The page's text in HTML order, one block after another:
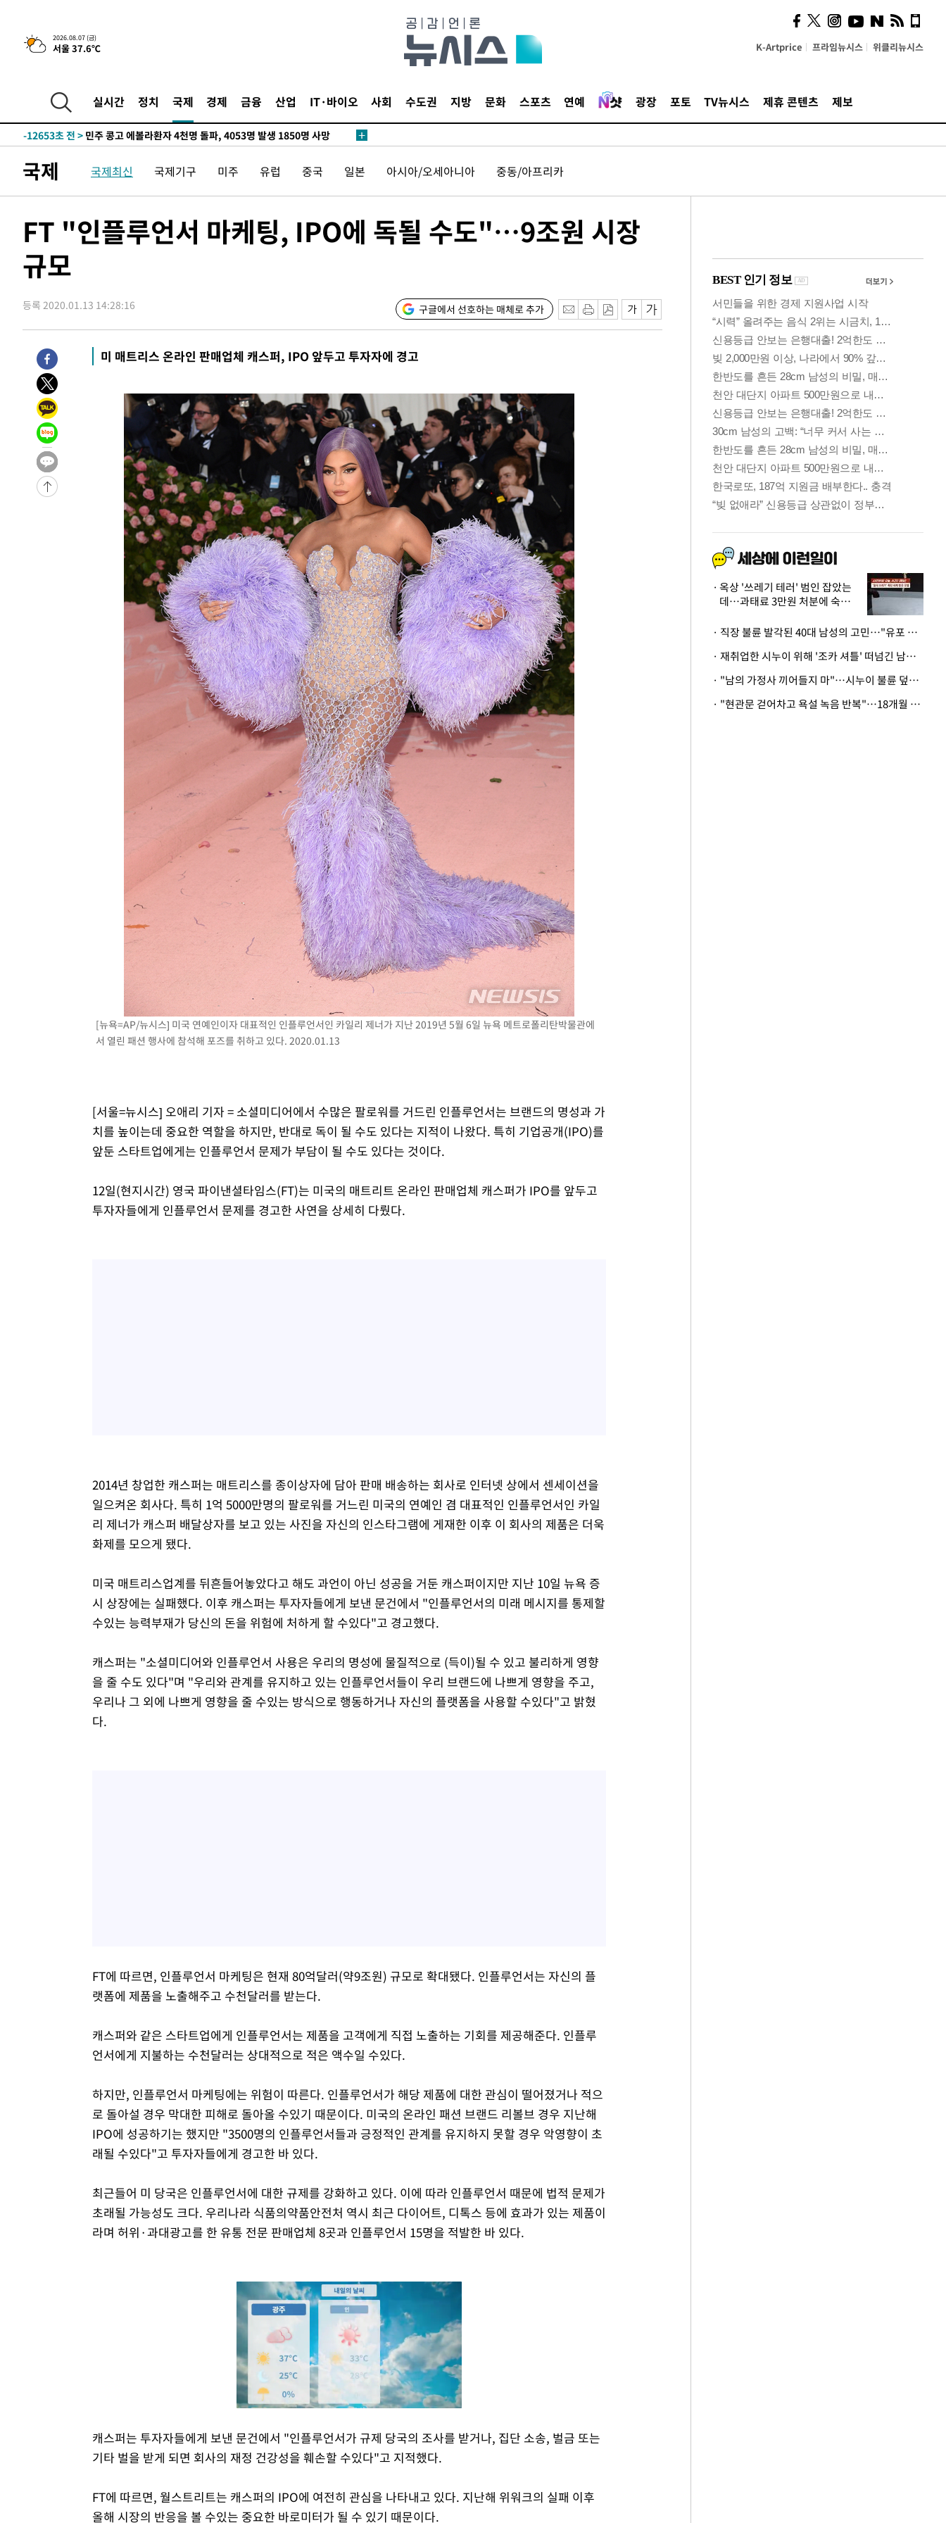
2026.08.07 (금)
서울 37.6℃ K-Artprice 프라임뉴시스 위클리뉴시스
실시간 정치 국제 경제 금융 산업 IT·바이오 사회 수도권 지방 문화 스포츠 연예 광장 포토 TV뉴시스 제휴 콘텐츠 제보
-27344초 전 >[속보]규제합리화위원회 부위원장에 김태유 서울대 공대 교수…이
병태 후임
-23702초 전 > [속보]국힘 윤리위, '돌려차기 발언' 진종오·서범수 징계 절차 개시
25.3%↑
-16187초 전 >
[속보]'채상병 순직 책임' 임성근, 항소심도 징역 3년
-16053초 전 >
-12653초 전 > 민주 콩고 에볼라환자 4천명 돌파, 4053명 발생 1850명 사망
-11097초 전 >
"미 전국적 살모네라 식중독 원인은 멕시코산 할라피뇨"-- CDC
-9610초 전 >[속보]경찰·노동부, HL만도 평택사업장 끼임 사망 관련 압수수색
압수수색
-9246초 전 > [속보]원·달러 환율, 오전 9시 1423.8원
-9042초 전 >
-9028초 전 >
-6161초 전 >시리아 다마스쿠스 교외에서 미니버스 폭발.. 14명 부상, 3명은 중태
-5459초 전 >입추에도 극한더위…서울 낮 39도 '폭염중대경보'
-423초 전 >
이란, 호르무즈서 "적국 목표물들"과 대치로 남부 케슘섬에서 두차례
큰 폭발음
-29498초 전 >
-28371초 전 >
외신들도 주목한 韓축구 파문…"국민적 공분에 수사 재개"
-28342초 전 >
11시간 압수수색에 성접대 파문까지…'쑥대밭' 된 축구협회
-27364초 전 >
[속보]규제합리화위원회 부위원장에 김태유 서울대 공대 교수…이
병태 후임
-23722초 전 >
[속보]국힘 윤리위, '돌려차기 발언' 진종오·서범수 징계 절차 개시
-19047초 전 >
[속보] 7월 중국 수출 23.9%↑ 수입 27.5%↑…무역총액
25.3%↑
-16207초 전 >
[속보]'채상병 순직 책임' 임성근, 항소심도 징역 3년
[속보]종합특검, '관저이전 봐주기 감사' 유병호 구속기소
민주 콩고 에볼라환자 4천명 돌파, 4053명 발생 1850명 사망
[속보]'300억원대 사기 혐의' 차가원 대표 구속 송치
"미 전국적 살모네라 식중독 원인은 멕시코산 할라피뇨"-- CDC
[속보]경찰·노동부, HL만도 평택사업장 끼임 사망 관련 압수수색
[속보]합수본, '투표율 허위 입력' 중앙·서울·경기도 선관위 등 9곳
[속보]원·달러 환율, 오전 9시 1423.8원
[속보]삼성전자·SK하이닉스 동반 강보합…1%대 상승 출발
[속보]코스닥, 5.95포인트(0.74%) 상승한 807.62개장
[속보]코스피, 6300선 재탈환…1.09% 오른 6365.07 개장
시리아 다마스쿠스 교외에서 미니버스 폭발.. 14명 부상, 3명은 중태
입추에도 극한더위…서울 낮 39도 '폭염중대경보'
이란, 호르무즈서 "적국 목표물들"과 대치로 남부 케슘섬에서 두차례
국제 국제최신 국제기구 미주 유럽 중국 일본 아시아/오세아니아 중동/아프리카
FT "인플루언서 마케팅, IPO에 독될 수도"…9조원 시장
규모
등록 2020.01.13 14:28:16 구글에서 선호하는 매체로 추가
미 매트리스 온라인 판매업체 캐스퍼, IPO 앞두고 투자자에 경고
[뉴욕=AP/뉴시스] 미국 연예인이자 대표적인 인플루언서인 카일리 제너가 지난 2019년 5월 6일 뉴욕 메트로폴리탄박물관에
서 열린 패션 행사에 참석해 포즈를 취하고 있다. 2020.01.13
[서울=뉴시스] 오애리 기자 = 소셜미디어에서 수많은 팔로워를 거드린 인플루언서는 브랜드의 명성과 가
치를 높이는데 중요한 역할을 하지만, 반대로 독이 될 수도 있다는 지적이 나왔다. 특히 기업공개(IPO)를
앞둔 스타트업에게는 인플루언서 문제가 부담이 될 수도 있다는 것이다.
12일(현지시간) 영국 파이낸셜타임스(FT)는 미국의 매트리트 온라인 판매업체 캐스퍼가 IPO를 앞두고
투자자들에게 인플루언서 문제를 경고한 사연을 상세히 다뤘다.
2014년 창업한 캐스퍼는 매트리스를 종이상자에 담아 판매 배송하는 회사로 인터넷 상에서 센세이션을
일으켜온 회사다. 특히 1억 5000만명의 팔로워를 거느린 미국의 연예인 겸 대표적인 인플루언서인 카일
리 제너가 캐스퍼 배달상자를 보고 있는 사진을 자신의 인스타그램에 게재한 이후 이 회사의 제품은 더욱
화제를 모으게 됐다.
미국 매트리스업계를 뒤흔들어놓았다고 해도 과언이 아닌 성공을 거둔 캐스퍼이지만 지난 10일 뉴욕 증
시 상장에는 실패했다. 이후 캐스퍼는 투자자들에게 보낸 문건에서 "인플루언서의 미래 메시지를 통제할
수있는 능력부재가 당신의 돈을 위험에 처하게 할 수있다"고 경고했다.
캐스퍼는 "소셜미디어와 인플루언서 사용은 우리의 명성에 물질적으로 (득이)될 수 있고 불리하게 영향
을 줄 수도 있다"며 "우리와 관계를 유지하고 있는 인플루언서들이 우리 브랜드에 나쁘게 영향을 주고,
우리나 그 외에 나쁘게 영향을 줄 수있는 방식으로 행동하거나 자신의 플랫폼을 사용할 수있다"고 밝혔
다.
FT에 따르면, 인플루언서 마케팅은 현재 80억달러(약9조원) 규모로 확대됐다. 인플루언서는 자신의 플
랫폼에 제품을 노출해주고 수천달러를 받는다.
캐스퍼와 같은 스타트업에게 인플루언서는 제품을 고객에게 직접 노출하는 기회를 제공해준다. 인플루
언서에게 지불하는 수천달러는 상대적으로 적은 액수일 수있다.
하지만, 인플루언서 마케팅에는 위험이 따른다. 인플루언서가 해당 제품에 대한 관심이 떨어졌거나 적으
로 돌아설 경우 막대한 피해로 돌아올 수있기 때문이다. 미국의 온라인 패션 브랜드 리볼브 경우 지난해
IPO에 성공하기는 했지만 "3500명의 인플루언서들과 긍정적인 관계를 유지하지 못할 경우 악영향이 초
래될 수있다"고 투자자들에게 경고한 바 있다.
최근들어 미 당국은 인플루언서에 대한 규제를 강화하고 있다. 이에 따라 인플루언서 때문에 법적 문제가
초래될 가능성도 크다. 우리나라 식품의약품안전처 역시 최근 다이어트, 디톡스 등에 효과가 있는 제품이
라며 허위·과대광고를 한 유통 전문 판매업체 8곳과 인플루언서 15명을 적발한 바 있다.
Mute
캐스퍼는 투자자들에게 보낸 문건에서 "인플루언서가 규제 당국의 조사를 받거나, 집단 소송, 벌금 또는
기타 벌을 받게 되면 회사의 재정 건강성을 훼손할 수있다"고 지적했다.
FT에 따르면, 월스트리트는 캐스퍼의 IPO에 여전히 관심을 나타내고 있다. 지난해 위워크의 실패 이후
올해 시장의 반응을 볼 수있는 중요한 바로미터가 될 수 있기 때문이다.
시, 스마트폰 액세서리에
NFC 더했다
옥상 '쓰레기 테러' 범인 잡았는
데…과태료 3만원 처분에 숙박업
· 직장 불륜 발각된 40대 남성의 고민…"유포 동료 명예훼손·협박죄 고소 가능할까"
· 재취업한 시누이 위해 '조카 셔틀' 떠넘긴 남편…아내 "난 못한다"
· "남의 가정사 끼어들지 마"…시누이 불륜 덮으려는 남편에 억울한 아내
· "현관문 걷어차고 욕설 녹음 반복"…18개월 아기 키우는 집 뒤흔든 '앞집의 비극'